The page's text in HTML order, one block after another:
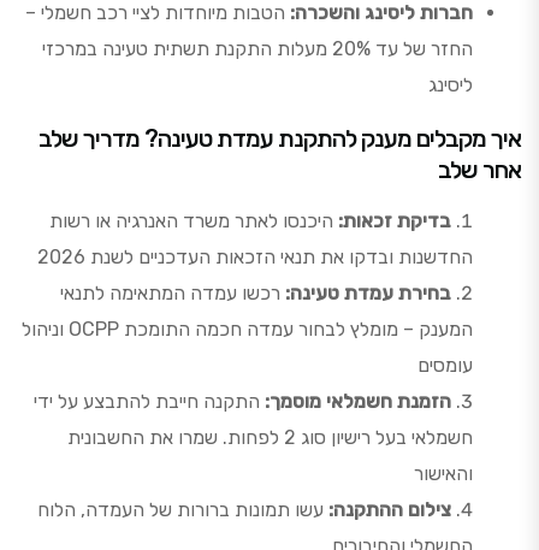
חברות ליסינג והשכרה: הטבות מיוחדות לציי רכב חשמלי –
החזר של עד 20% מעלות התקנת תשתית טעינה במרכזי
ליסינג
איך מקבלים מענק להתקנת עמדת טעינה? מדריך שלב
אחר שלב
בדיקת זכאות: היכנסו לאתר משרד האנרגיה או רשות
החדשנות ובדקו את תנאי הזכאות העדכניים לשנת 2026
בחירת עמדת טעינה: רכשו עמדה המתאימה לתנאי
המענק – מומלץ לבחור עמדה חכמה התומכת OCPP וניהול
עומסים
הזמנת חשמלאי מוסמך: התקנה חייבת להתבצע על ידי
חשמלאי בעל רישיון סוג 2 לפחות. שמרו את החשבונית
והאישור
צילום ההתקנה: עשו תמונות ברורות של העמדה, הלוח